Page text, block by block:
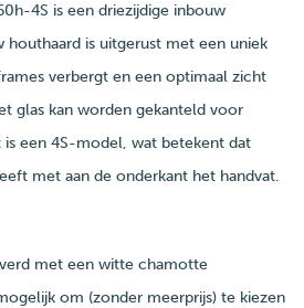
4S is een driezijdige inbouw
houthaard is uitgerust met een uniek
verbergt en een optimaal zicht
glas kan worden gekanteld voor
is een 4S-model, wat betekent dat
met aan de onderkant het handvat.
met een witte chamotte
om (zonder meerprijs) te kiezen